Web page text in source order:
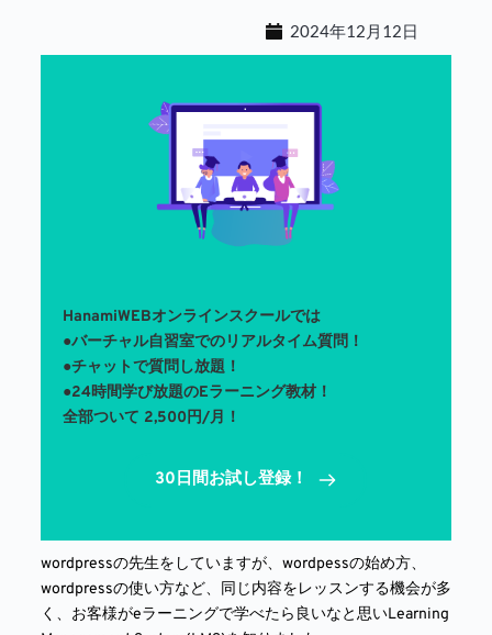
2024年12月12日
HanamiWEBオンラインスクールでは
●バーチャル自習室でのリアルタイム質問！
●チャットで質問し放題！
●24時間学び放題のEラーニング教材！
全部ついて 2,500円/月！
30日間お試し登録！
wordpressの先生をしていますが、wordpessの始め方、
wordpressの使い方など、同じ内容をレッスンする機会が多
く、お客様がeラーニングで学べたら良いなと思いLearning